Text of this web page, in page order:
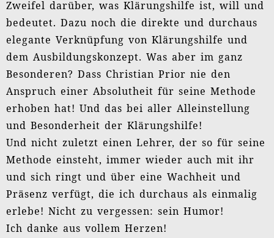
Carsten Banse
Supervisor
Lieber Christian,
die Ausbildung bei Dir ist ein echter Gewinn
für mich – sie ist methodisch wunderbar
abwechslungsreich und nutzt alle Kanäle –
intellektuell, emotional und oft auch sehr
sinnlich. Ich habe die intensive und gleichzeitig
leichte Lernatmosphäre genossen, in der die
Tage wie im Flug vergehen. Aber der Blick auf